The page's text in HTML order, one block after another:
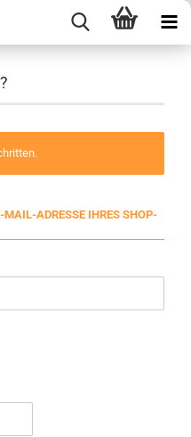
MAIL-ADRESSE IHRES SHOP-